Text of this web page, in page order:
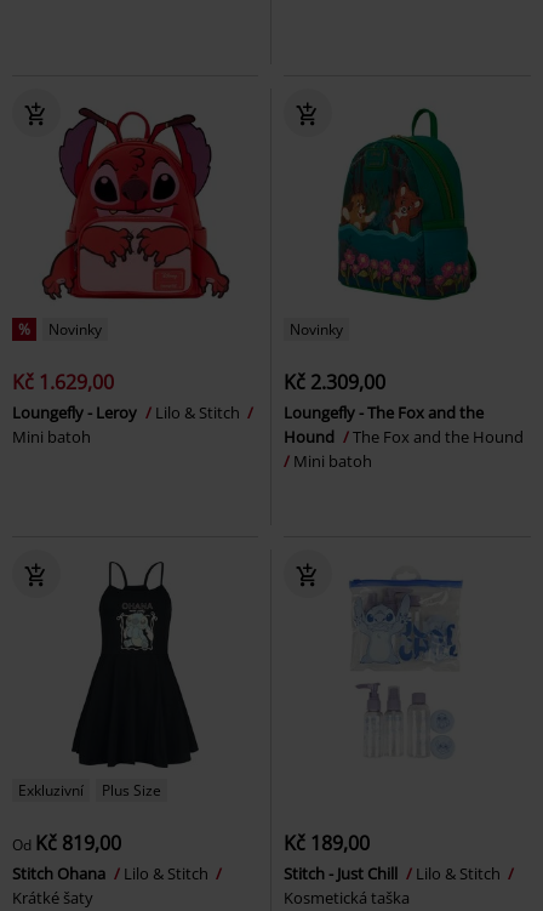
% Novinky
Kč 1.629,00
Loungefly - Leroy
Lilo & Stitch
Mini batoh
Novinky
Kč 2.309,00
Loungefly - The Fox and the
Hound
The Fox and the Hound
Mini batoh
Exkluzivní Plus Size
Od Kč 819,00
Stitch Ohana
Lilo & Stitch
Krátké šaty
Kč 189,00
Stitch - Just Chill
Lilo & Stitch
Kosmetická taška